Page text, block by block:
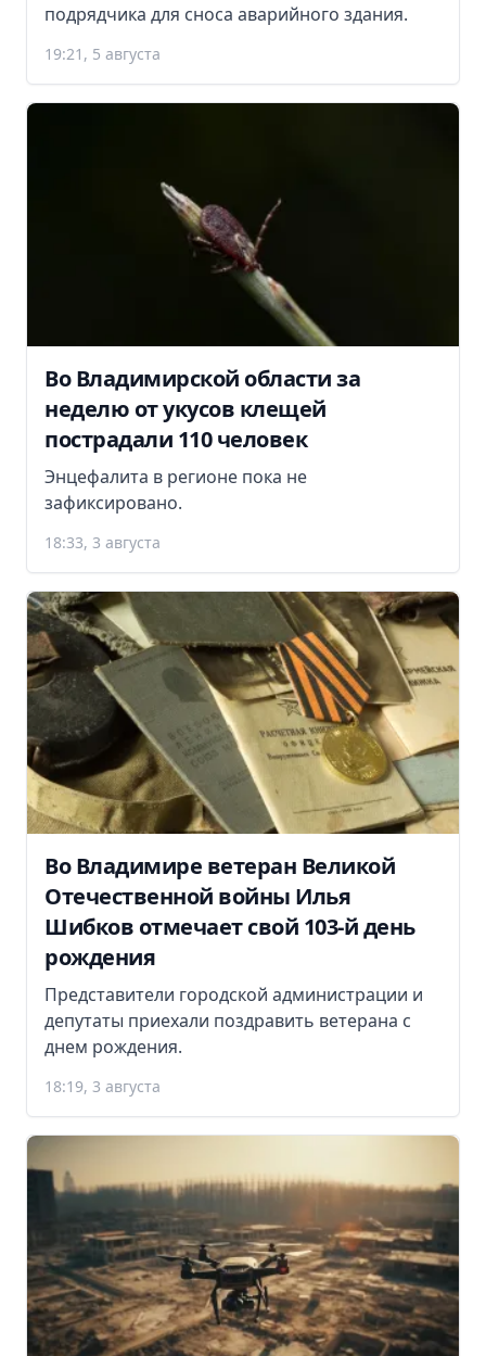
подрядчика для сноса аварийного здания.
19:21, 5 августа
Во Владимирской области за
неделю от укусов клещей
пострадали 110 человек
Энцефалита в регионе пока не
зафиксировано.
18:33, 3 августа
Во Владимире ветеран Великой
Отечественной войны Илья
Шибков отмечает свой 103-й день
рождения
Представители городской администрации и
депутаты приехали поздравить ветерана с
днем рождения.
18:19, 3 августа